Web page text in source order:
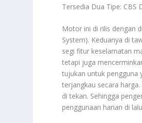
Tersedia Dua Tipe: CBS
Motor ini di rilis dengan
System). Keduanya di
segi fitur keselamatan
tetapi juga
tujukan untuk pengguna
terjangkau secara
di tekan. Sehingga
penggunaan harian di